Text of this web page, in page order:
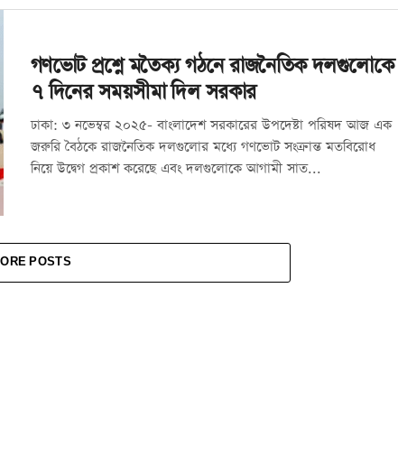
গণভোট প্রশ্নে মতৈক্য গঠনে রাজনৈতিক দলগুলোকে
৭ দিনের সময়সীমা দিল সরকার
ঢাকা: ৩ নভেম্বর ২০২৫- বাংলাদেশ সরকারের উপদেষ্টা পরিষদ আজ এক
জরুরি বৈঠকে রাজনৈতিক দলগুলোর মধ্যে গণভোট সংক্রান্ত মতবিরোধ
নিয়ে উদ্বেগ প্রকাশ করেছে এবং দলগুলোকে আগামী সাত...
POSTS